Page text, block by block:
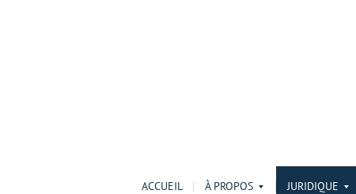
ACCUEIL À PROPOS JURIDIQUE